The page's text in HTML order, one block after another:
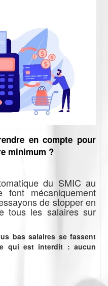
en compte pour
minimum ?
du SMIC au
mécaniquement
de stopper en
tous les salaires sur
bas salaires se fassent
qui est interdit : aucun